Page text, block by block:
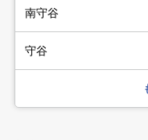
南守谷
守谷